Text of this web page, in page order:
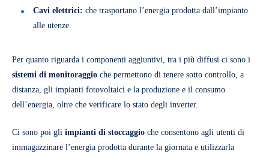
Cavi elettrici: che trasportano l’energia prodotta dall’impianto
alle utenze.
Per quanto riguarda i componenti aggiuntivi, tra i più diffusi ci sono i
sistemi di monitoraggio che permettono di tenere sotto controllo, a
distanza, gli impianti fotovoltaici e la produzione e il consumo
dell’energia, oltre che verificare lo stato degli inverter.
Ci sono poi gli impianti di stoccaggio che consentono agli utenti di
immagazzinare l’energia prodotta durante la giornata e utilizzarla